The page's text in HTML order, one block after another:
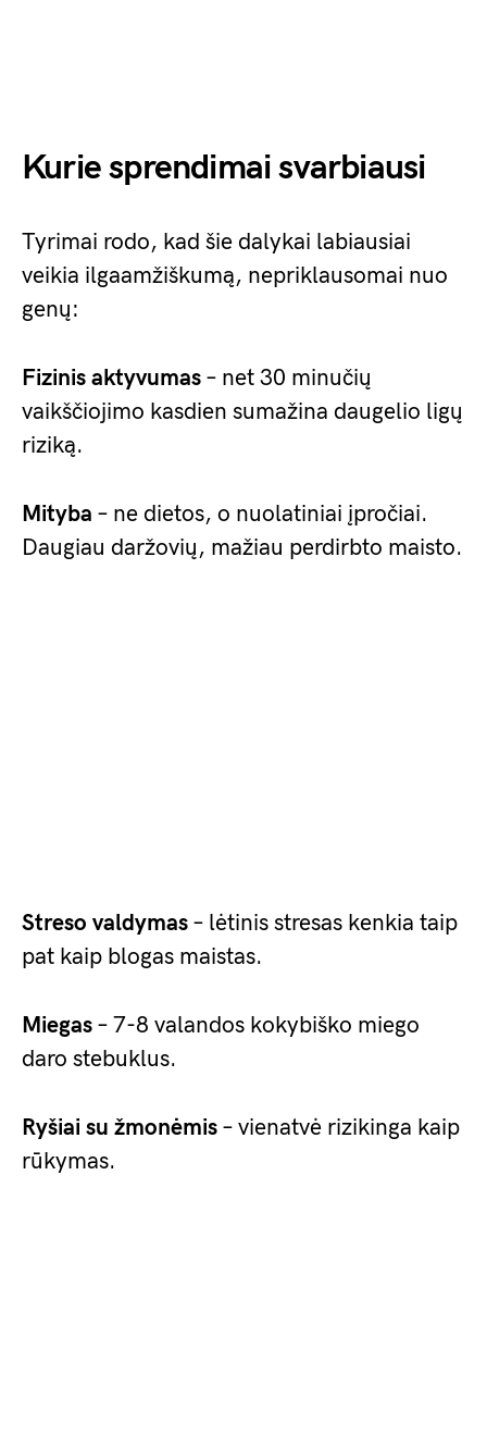
Kurie sprendimai svarbiausi
Tyrimai rodo, kad šie dalykai labiausiai
veikia ilgaamžiškumą, nepriklausomai nuo
genų:
Fizinis aktyvumas – net 30 minučių
vaikščiojimo kasdien sumažina daugelio ligų
riziką.
Mityba – ne dietos, o nuolatiniai įpročiai.
Daugiau daržovių, mažiau perdirbto maisto.
Streso valdymas – lėtinis stresas kenkia taip
pat kaip blogas maistas.
Miegas – 7-8 valandos kokybiško miego
daro stebuklus.
Ryšiai su žmonėmis – vienatvė rizikinga kaip
rūkymas.